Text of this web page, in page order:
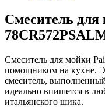
Смеситель для
Смеситель для мойки
помощником на кухне.
смеситель,
идеально впишется в
итальянского шика.